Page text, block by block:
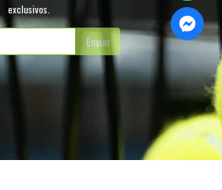
exclusivos.
Enviar